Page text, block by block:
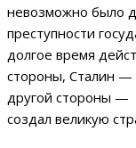
невозможно было
преступности
долгое время
стороны, Сталин —
другой стороны —
создал великую